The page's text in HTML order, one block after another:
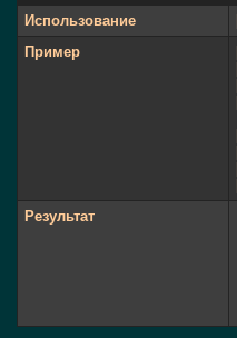
Использование
Пример
Результат